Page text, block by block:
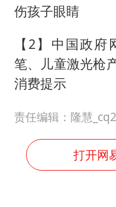
伤孩子眼睛
【2】中国政
笔、儿童激光枪
消费提示
责任编辑：隆慧
打开网